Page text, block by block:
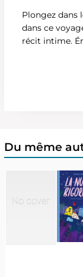
Plongez dans
dans ce
récit intime.
Du même